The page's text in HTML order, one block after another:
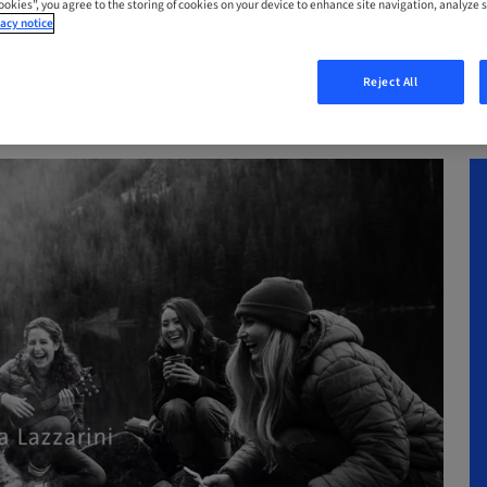
you agree to the storing of cookies on your device to enhance site navigation, analyze
notice
Reject All